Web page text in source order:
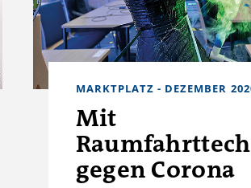
MARKTPLATZ - DEZEMBER
Mit
gegen Corona